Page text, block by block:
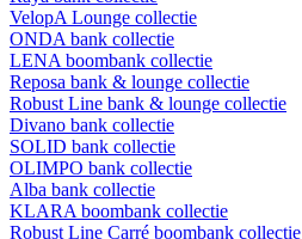
VelopA Lounge collectie
ONDA bank collectie
LENA boombank collectie
Reposa bank & lounge collectie
Robust Line bank & lounge collectie
Divano bank collectie
SOLID bank collectie
OLIMPO bank collectie
Alba bank collectie
KLARA boombank collectie
Robust Line Carré boombank collectie